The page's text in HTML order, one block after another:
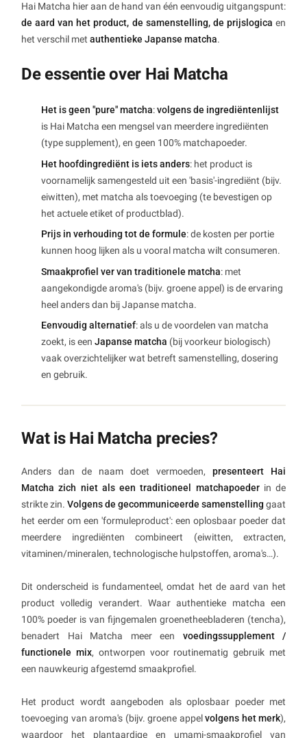
Hai Matcha hier aan de hand van één eenvoudig uitgangspunt:
de aard van het product, de samenstelling, de prijslogica en
het verschil met authentieke Japanse matcha.
De essentie over Hai Matcha
Het is geen "pure" matcha:volgens de ingrediëntenlijst
is Hai Matcha een mengsel van meerdere ingrediënten
(type supplement), en geen 100% matchapoeder.
Het hoofdingrediënt is iets anders: het product is
voornamelijk samengesteld uit een 'basis'-ingrediënt (bijv.
eiwitten), met matcha als toevoeging (te bevestigen op
het actuele etiket of productblad).
Prijs in verhouding tot de formule: de kosten per portie
kunnen hoog lijken als u vooral matcha wilt consumeren.
Smaakprofiel ver van traditionele matcha: met
aangekondigde aroma's (bijv. groene appel) is de ervaring
heel anders dan bij Japanse matcha.
Eenvoudig alternatief: als u de voordelen van matcha
zoekt, is een Japanse matcha (bij voorkeur biologisch)
vaak overzichtelijker wat betreft samenstelling, dosering
en gebruik.
Wat is Hai Matcha precies?
Anders dan de naam doet vermoeden, presenteert Hai
Matcha zich niet als een traditioneel matchapoederin de
strikte zin. Volgens de gecommuniceerde samenstelling gaat
het eerder om een 'formuleproduct': een oplosbaar poeder dat
meerdere ingrediënten combineert (eiwitten, extracten,
vitaminen/mineralen, technologische hulpstoffen, aroma's…).
Dit onderscheid is fundamenteel, omdat het de aard van het
product volledig verandert. Waar authentieke matcha een
100% poeder is van fijngemalen groenetheebladeren (tencha),
benadert Hai Matcha meer een voedingssupplement /
functionele mix, ontworpen voor routinematig gebruik met
een nauwkeurig afgestemd smaakprofiel.
Het product wordt aangeboden als oplosbaar poeder met
toevoeging van aroma's (bijv. groene appelvolgens het merk),
waardoor het plantaardige en umami-smaakprofiel van